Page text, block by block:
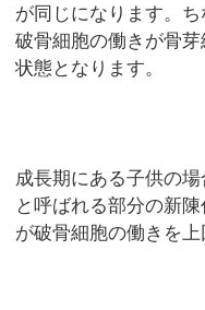
が同じになります。ち
破骨細胞の働きが骨
状態となります。
成長期にある子供の場
と呼ばれる部分の新
が破骨細胞の働きを上